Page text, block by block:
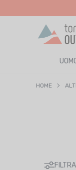
content
HOME
FILTRA